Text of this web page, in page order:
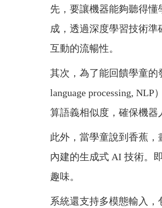
先，要讓機器能夠聽得
成，透過深度學習技術
互動的流暢性。
其次，為了能回饋學童的
language processing,
算語義相似度，確保機器
此外，當學童說到香蕉，
內建的生成式 AI 技術。
趣味。
系統還支持多模態輸入